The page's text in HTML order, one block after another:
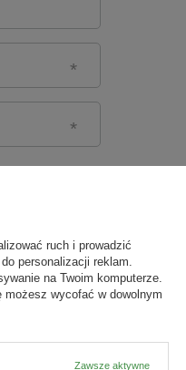
DOSTAWA 0 ZŁ
ruch i prowadzić
personalizacji reklam.
na Twoim komputerze.
możesz wycofać w dowolnym
Zawsze aktywne